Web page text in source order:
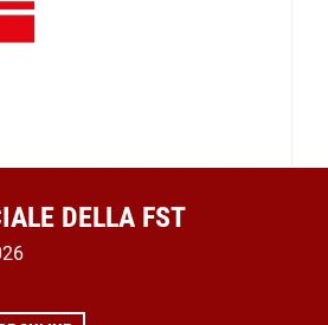
DELLA FST